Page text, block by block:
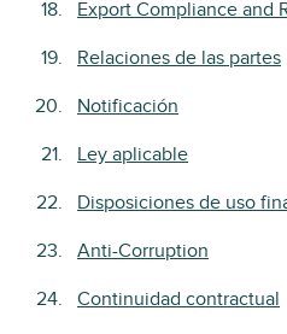
Export Compliance and
Relaciones de las partes
Notificación
Ley aplicable
Disposiciones de uso
Anti-Corruption
Continuidad contractual